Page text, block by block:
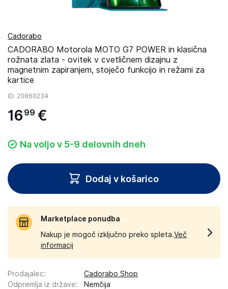
Cadorabo
CADORABO Motorola MOTO G7 POWER in klasična
rožnata zlata - ovitek v cvetličnem dizajnu z
magnetnim zapiranjem, stoječo funkcijo in režami za
kartice
ID: 20860234
16 99 €
Na voljo v 5-9 delovnih dneh
Dodaj v košarico
Marketplace ponudba
Nakup je mogoč izključno preko spleta.Več
informacij
Prodajalec:
Cadorabo Shop
Odpremlja iz države:
Nemčija